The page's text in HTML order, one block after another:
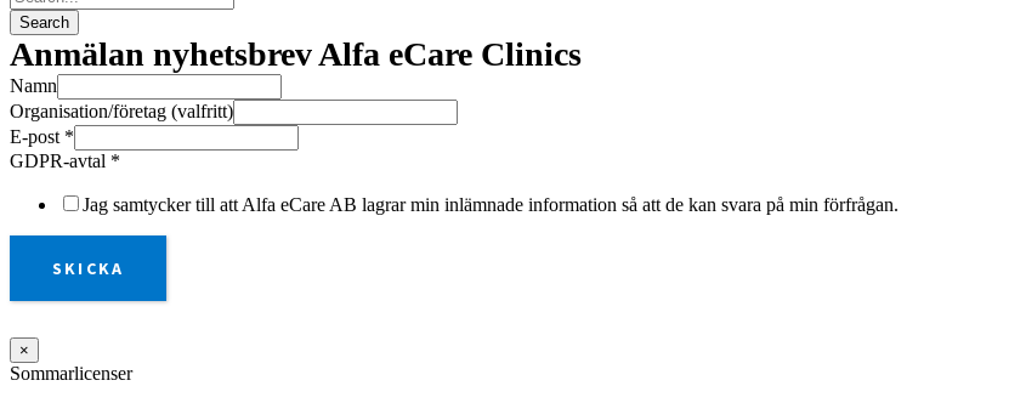
Anmälan nyhetsbrev Alfa eCare Clinics
Namn
Organisation/företag (valfritt)
E-post *
GDPR-avtal *
Jag samtycker till att Alfa eCare AB lagrar min inlämnade information så att de kan svara på min förfrågan.
SKICKA
×
Sommarlicenser